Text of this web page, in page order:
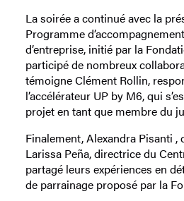
La soirée a continué avec la
Programme
d’entreprise, initié par la
participé de nombreux
témoigne Clément Rollin,
l’accélérateur UP by M6, qui
projet en tant que membre du
Finalement, Alexandra Pisanti
Larissa Peña, directrice du
partagé leurs expériences en
de parrainage proposé par la